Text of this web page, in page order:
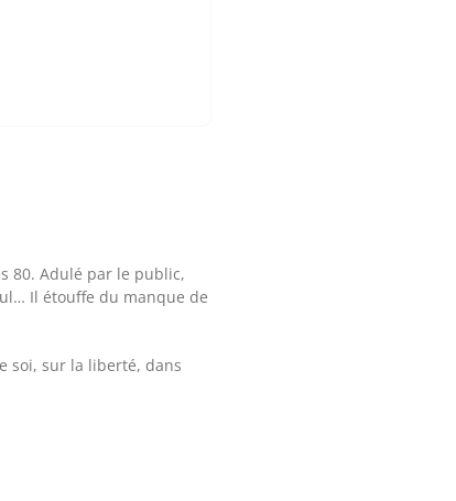
80. Adulé par le public,
Il étouffe du manque de
soi, sur la liberté, dans